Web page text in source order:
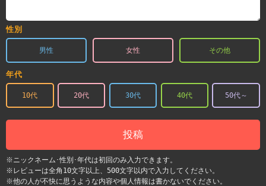
性別
男性 女性 その他
年代
10代 20代 30代 40代 50代～
投稿
※ニックネーム･性別･年代は初回のみ入力できます。
※レビューは全角10文字以上、500文字以内で入力してください。
※他の人が不快に思うような内容や個人情報は書かないでください。